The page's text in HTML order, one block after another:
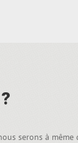
serons à